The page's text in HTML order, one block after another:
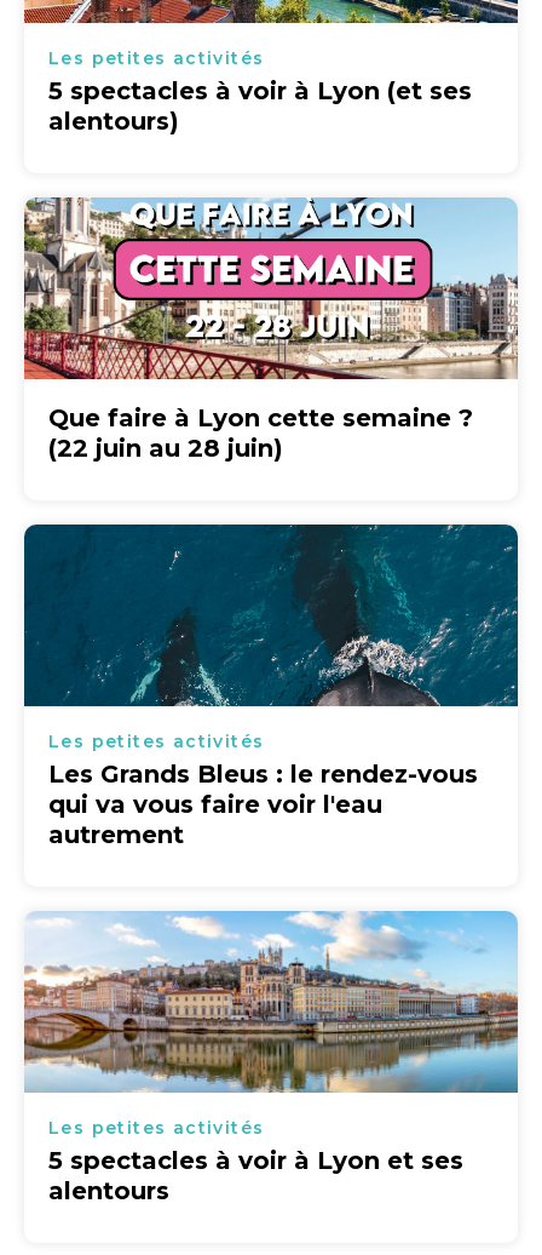
Les petites activités
5 spectacles à voir à Lyon (et ses
alentours)
Que faire à Lyon cette semaine ?
(22 juin au 28 juin)
Les petites activités
Les Grands Bleus : le rendez-vous
qui va vous faire voir l'eau
autrement
Les petites activités
5 spectacles à voir à Lyon et ses
alentours